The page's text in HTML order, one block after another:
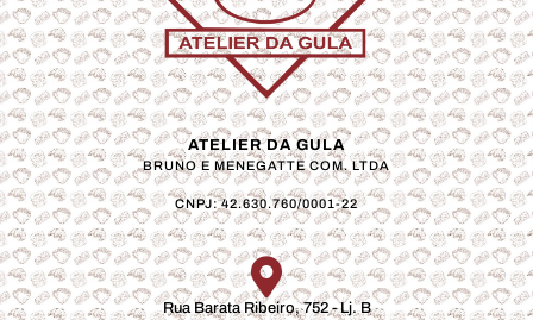
ATELIER DA GULA
BRUNO E MENEGATTE COM. LTDA
CNPJ: 42.630.760/0001-22
Rua Barata Ribeiro, 752 - Lj. B